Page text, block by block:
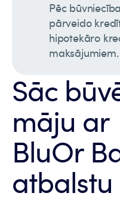
Pēc
pārveido
hipotekāro
maksājumiem.
Sāc
māju ar
BluOr
atbalstu